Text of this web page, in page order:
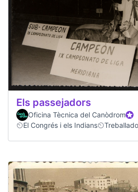
Els passejadors
Oficina Tècnica del Canòdrom
El Congrés i els Indians